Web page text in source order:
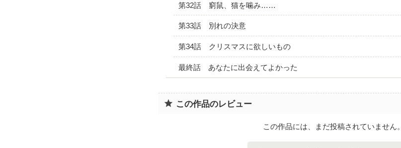
第32話 窮鼠、猫を噛み……
第33話 別れの決意
第34話 クリスマスに欲しいもの
最終話 あなたに出会えてよかった
この作品のレビュー
この作品には、まだ投稿されていません。